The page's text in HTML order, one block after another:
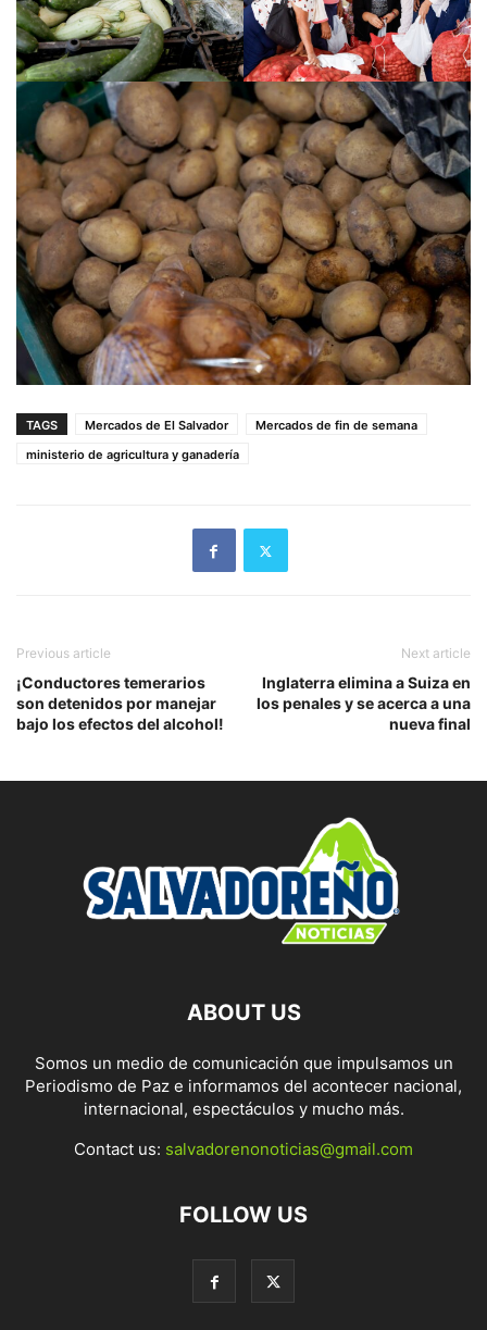
TAGS Mercados de El Salvador
Mercados de fin de semana
ministerio de agricultura y ganadería
Previous article
¡Conductores temerarios
son detenidos por manejar
bajo los efectos del alcohol!
Next article
Inglaterra elimina a Suiza en
los penales y se acerca a una
nueva final
ABOUT US
Somos un medio de comunicación que impulsamos un
Periodismo de Paz e informamos del acontecer nacional,
internacional, espectáculos y mucho más.
Contact us: salvadorenonoticias@gmail.com
FOLLOW US